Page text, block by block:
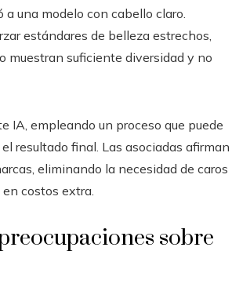
una modelo con cabello claro.
estándares de belleza estrechos,
muestran suficiente diversidad y no
IA, empleando un proceso que puede
resultado final. Las asociadas afirman
eliminando la necesidad de caros
costos extra.
sobre